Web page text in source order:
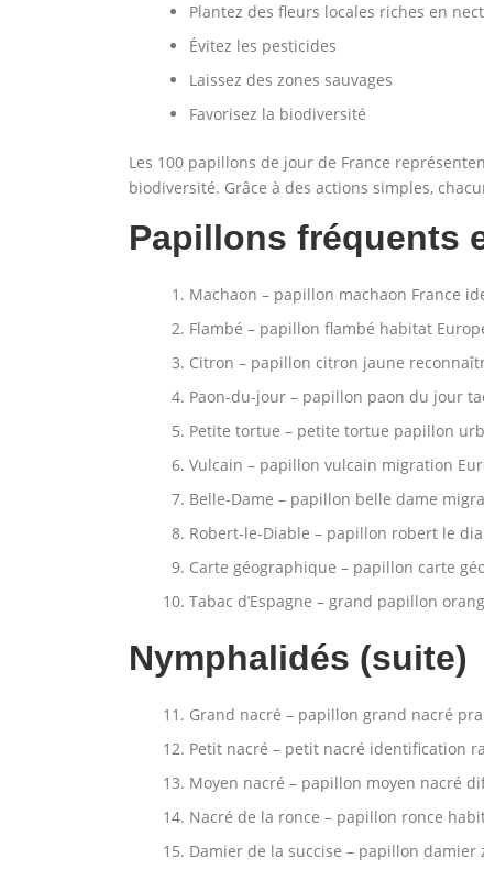
Plantez des fleurs locales riches en
Évitez les pesticides
Laissez des zones sauvages
Favorisez la biodiversité
Les 100 papillons de jour de France
biodiversité. Grâce à des actions simples,
Papillons fréquents
Machaon – papillon machaon France
Flambé – papillon flambé habitat
Citron – papillon citron jaune
Paon-du-jour – papillon paon du jour
Petite tortue – petite tortue papillon
Vulcain – papillon vulcain migration
Belle-Dame – papillon belle dame
Robert-le-Diable – papillon robert le
Carte géographique – papillon carte
Tabac d’Espagne – grand papillon
Nymphalidés (suite)
Grand nacré – papillon grand nacré
Petit nacré – petit nacré identification
Moyen nacré – papillon moyen nacré
Nacré de la ronce – papillon ronce
Damier de la succise – papillon damier